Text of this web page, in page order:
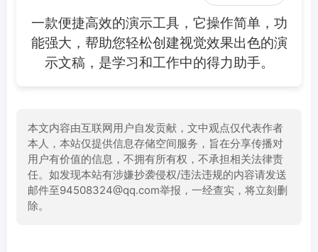
一款便捷高效的演示工具，它操作简单，功
能强大，帮助您轻松创建视觉效果出色的演
示文稿，是学习和工作中的得力助手。
本文内容由互联网用户自发贡献，文中观点仅代表作者
本人，本站仅提供信息存储空间服务，旨在分享传播对
用户有价值的信息，不拥有所有权，不承担相关法律责
任。如发现本站有涉嫌抄袭侵权/违法违规的内容请发送
邮件至94508324@qq.com举报，一经查实，将立刻删
除。